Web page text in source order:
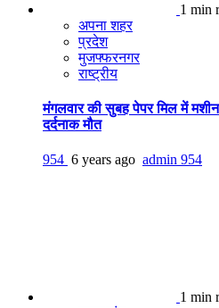
1 min
अपना शहर
प्रदेश
मुजफ्फरनगर
राष्ट्रीय
मंगलवार की सुबह पेपर मिल में
दर्दनाक मौत
954 6 years ago admin 954
1 min